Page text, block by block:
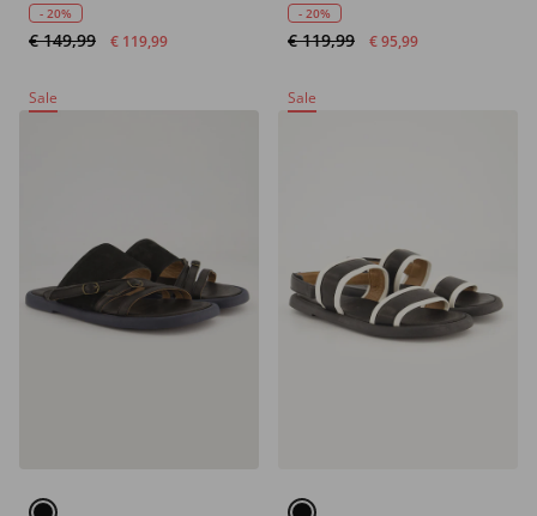
bevestigingsriempjes,
wijdte H
- 20%
€ 149,99 € 119,99
- 20%
€ 119,99 € 95,99
Sale Sale